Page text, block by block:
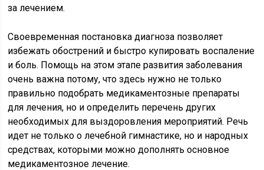
за лечением.
Своевременная постановка диагноза позволяет
избежать обострений и быстро купировать воспаление
и боль. Помощь на этом этапе развития заболевания
очень важна потому, что здесь нужно не только
правильно подобрать медикаментозные препараты
для лечения, но и определить перечень других
необходимых для выздоровления мероприятий. Речь
идет не только о лечебной гимнастике, но и народных
средствах, которыми можно дополнять основное
медикаментозное лечение.